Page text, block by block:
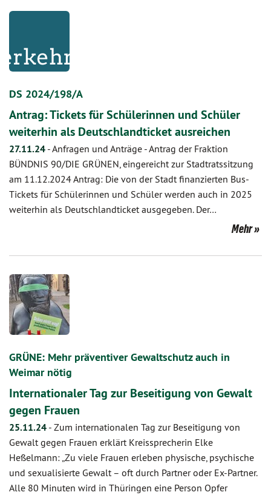
DS 2024/198/A
Antrag: Tickets für Schülerinnen und Schüler
weiterhin als Deutschlandticket ausreichen
27.11.24 -Anfragen und Anträge - Antrag der Fraktion
BÜNDNIS 90/DIE GRÜNEN, eingereicht zur Stadtratssitzung
am 11.12.2024 Antrag: Die von der Stadt finanzierten Bus-
Tickets für Schülerinnen und Schüler werden auch in 2025
weiterhin als Deutschlandticket ausgegeben. Der…
Mehr
GRÜNE: Mehr präventiver Gewaltschutz auch in
Weimar nötig
Internationaler Tag zur Beseitigung von Gewalt
gegen Frauen
25.11.24 - Zum internationalen Tag zur Beseitigung von
Gewalt gegen Frauen erklärt Kreissprecherin Elke
Heßelmann: „Zu viele Frauen erleben physische, psychische
und sexualisierte Gewalt – oft durch Partner oder Ex-Partner.
Alle 80 Minuten wird in Thüringen eine Person Opfer